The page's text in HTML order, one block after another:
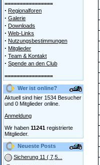
================
· Regionalforen
· Galerie
· Downloads
· Web-Links
· Nutzungsbestimmungen
· Mitglieder
· Team & Kontakt
· Spende an den Club
================
Wer ist online?
Aktuell sind hier 1534 Besucher
und 0 Mitglieder online.
Anmeldung
Wir haben 11241 registrierte
Mitglieder.
Neueste Posts
Sicherung 11 ( 7,5...